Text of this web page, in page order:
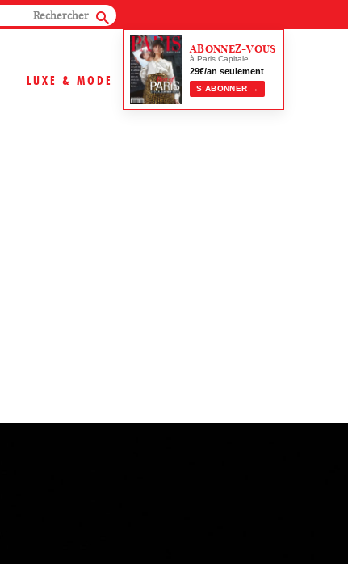
LUXE & MODE
ABONNEZ-VOUS
à Paris Capitale
29€/an seulement
S’ABONNER →